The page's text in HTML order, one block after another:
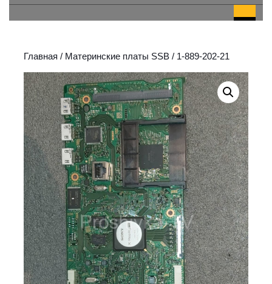
Главная / Материнские платы SSB / 1-889-202-21